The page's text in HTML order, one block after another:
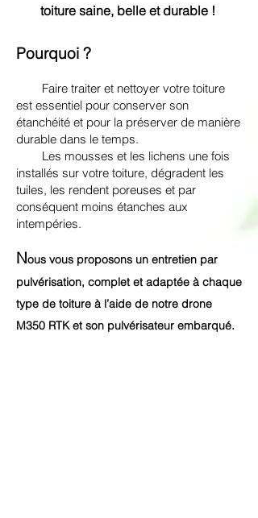
toiture saine, belle et durable !
Pourquoi ?
Faire traiter et nettoyer votre toiture
est essentiel pour conserver son
étanchéité et pour la préserver de manière
durable dans le temps.
Les mousses et les lichens une fois
installés sur votre toiture, dégradent les
tuiles, les rendent poreuses et par
conséquent moins étanches aux
intempéries.
Nous vous proposons un entretien par
pulvérisation, complet etadaptée à chaque
type de toiture à l’aide de notre drone
M350 RTK et son pulvérisateur embarqué.